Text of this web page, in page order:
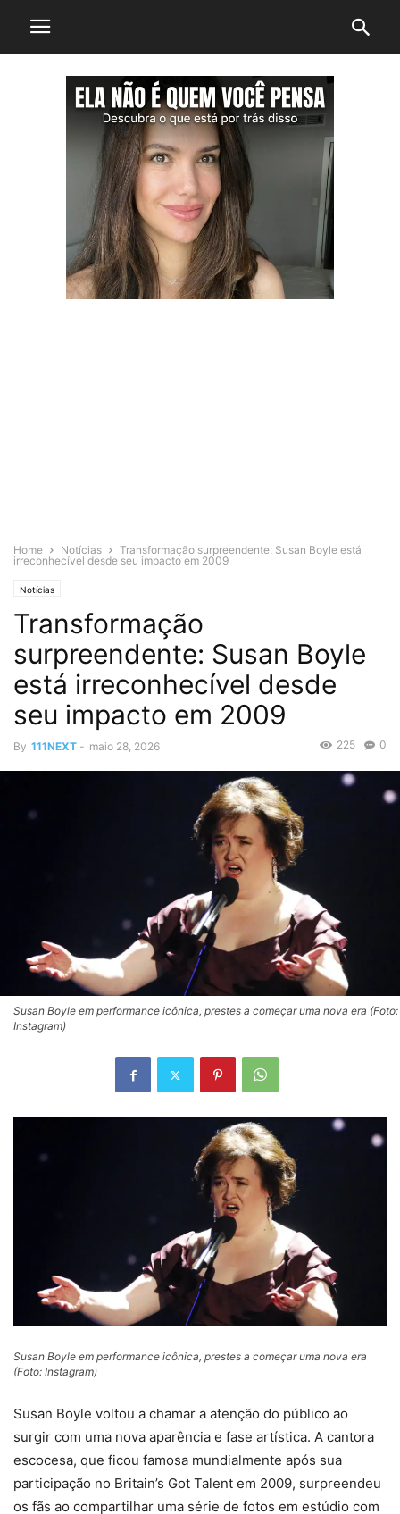
Home Notícias
Transformação surpreendente: Susan Boyle está
irreconhecível desde seu impacto em 2009
Notícias
Transformação
surpreendente: Susan Boyle
está irreconhecível desde
seu impacto em 2009
By 111NEXT - maio 28, 2026 0
225
Susan Boyle em performance icônica, prestes a começar uma nova era (Foto:
Instagram)
Susan Boyle em performance icônica, prestes a começar uma nova era
(Foto: Instagram)
Susan Boyle voltou a chamar a atenção do público ao
surgir com uma nova aparência e fase artística. A cantora
escocesa, que ficou famosa mundialmente após sua
participação no Britain’s Got Talent em 2009, surpreendeu
os fãs ao compartilhar uma série de fotos em estúdio com